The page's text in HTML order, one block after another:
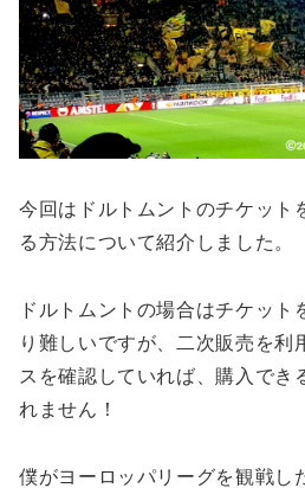
今回はドルトムントのチケット
る方法について紹介しました。
ドルトムントの場合はチケット
り難しいですが、二次販売を利
スを確認していれば、購入でき
れません！
僕がヨーロッパリーグを観戦し